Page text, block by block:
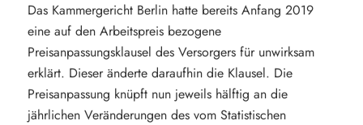
Das Kammergericht Berlin hatte bereits Anfang 2019
eine auf den Arbeitspreis bezogene
Preisanpassungsklausel des Versorgers für unwirksam
erklärt. Dieser änderte daraufhin die Klausel. Die
Preisanpassung knüpft nun jeweils hälftig an die
jährlichen Veränderungen des vom Statistischen